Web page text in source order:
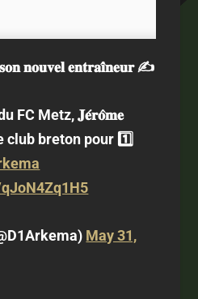
𝐧𝐨𝐮𝐯𝐞𝐥 𝐞𝐧𝐭𝐫𝐚𝐢̂𝐧𝐞𝐮𝐫 ✍️
FC Metz, 𝐉𝐞́𝐫𝐨̂𝐦𝐞
club breton pour 1️⃣
May 31,